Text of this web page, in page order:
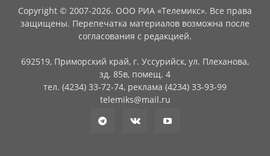
Copyright © 2007-2026. ООО РИА «Телемикс». Все права
защищены. Перепечатка материалов возможна после
согласования с редакцией.
692519, Приморский край, г. Уссурийск, ул. Плеханова,
зд. 85в, помещ. 4
тел. (4234) 33-72-74, реклама (4234) 33-93-99
telemiks@mail.ru